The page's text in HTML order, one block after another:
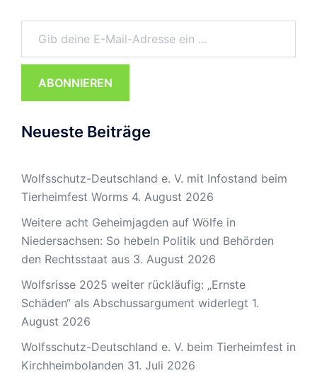
Gib deine E-Mail-Adresse ein ...
ABONNIEREN
Neueste Beiträge
Wolfsschutz-Deutschland e. V. mit Infostand beim
Tierheimfest Worms 4. August 2026
Weitere acht Geheimjagden auf Wölfe in
Niedersachsen: So hebeln Politik und Behörden
den Rechtsstaat aus 3. August 2026
Wolfsrisse 2025 weiter rückläufig: „Ernste
Schäden“ als Abschussargument widerlegt 1.
August 2026
Wolfsschutz-Deutschland e. V. beim Tierheimfest in
Kirchheimbolanden 31. Juli 2026